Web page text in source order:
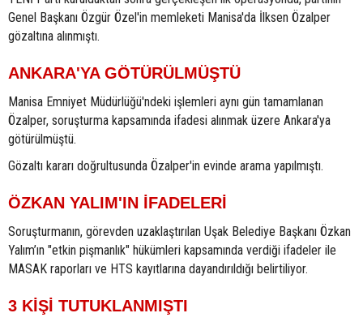
Genel Başkanı Özgür Özel'in memleketi Manisa'da İlksen Özalper
gözaltına alınmıştı.
ANKARA'YA GÖTÜRÜLMÜŞTÜ
Manisa Emniyet Müdürlüğü'ndeki işlemleri aynı gün tamamlanan
Özalper, soruşturma kapsamında ifadesi alınmak üzere Ankara'ya
götürülmüştü.
Gözaltı kararı doğrultusunda Özalper'in evinde arama yapılmıştı.
ÖZKAN YALIM'IN İFADELERİ
Soruşturmanın, görevden uzaklaştırılan Uşak Belediye Başkanı Özkan
Yalım’ın "etkin pişmanlık" hükümleri kapsamında verdiği ifadeler ile
MASAK raporları ve HTS kayıtlarına dayandırıldığı belirtiliyor.
3 KİŞİ TUTUKLANMIŞTI